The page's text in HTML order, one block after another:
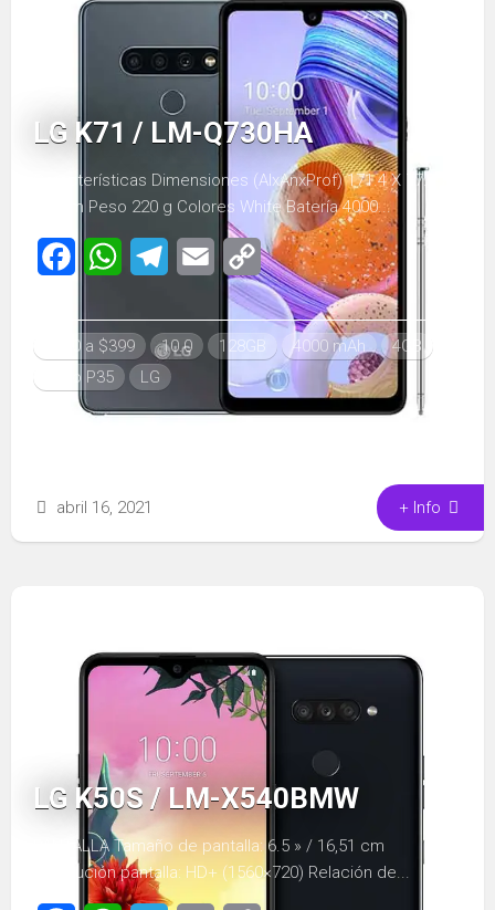
LG K71 / LM-Q730HA
Características Dimensiones (AlxAnxProf) 171.4 Х 77.7 Х
8.7mm Peso 220 g Colores White Batería 4000...
FacebookWhatsAppTelegramEmail Copy
Link
$200 a $399 10.0 128GB 4000 mAh
4GB
Helio P35
LG
abril 16, 2021 + Info
LG K50S / LM-X540BMW
PANTALLA Tamaño de pantalla: 6.5 » / 16,51 cm
Resolución pantalla: HD+ (1560×720) Relación de...